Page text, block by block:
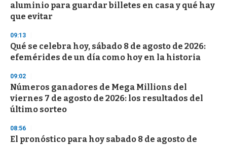
aluminio para guardar billetes en casa y qué hay
que evitar
09:13
Qué se celebra hoy, sábado 8 de agosto de 2026:
efemérides de un día como hoy en la historia
09:02
Números ganadores de Mega Millions del
viernes 7 de agosto de 2026: los resultados del
último sorteo
08:56
El pronóstico para hoy sabado 8 de agosto de